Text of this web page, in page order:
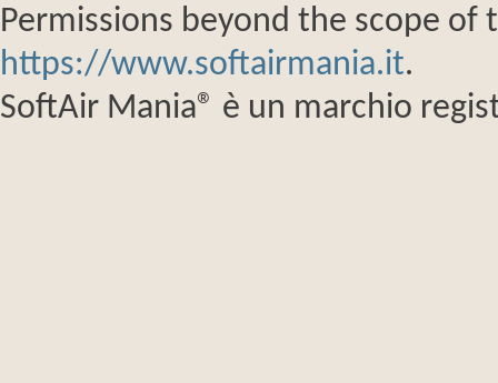
Permissions beyond the scope of
https://www.softairmania.it.
SoftAir Mania® è un marchio